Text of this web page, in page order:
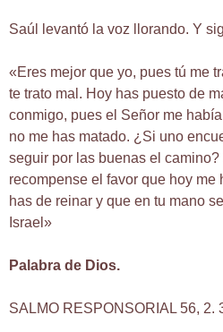
Saúl levantó la voz llorando. Y
«Eres mejor que yo, pues tú me
te trato mal. Hoy has puesto de
conmigo, pues el Señor me
no me has matado. ¿Si uno
seguir por las buenas el
recompense el favor que hoy me
has de reinar y que en tu mano
Israel»
Palabra de Dios.
SALMO RESPONSORIAL 56, 2.